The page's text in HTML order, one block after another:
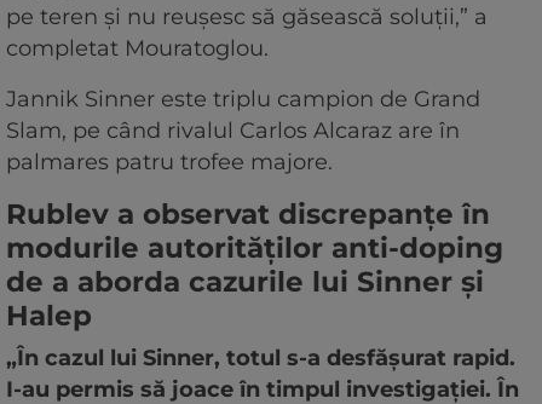
pe teren și nu reușesc să găsească soluții,” a
completat Mouratoglou.
Jannik Sinner este triplu campion de Grand
Slam, pe când rivalul Carlos Alcaraz are în
palmares patru trofee majore.
Rublev a observat discrepanțe în
modurile autorităților anti-doping
de a aborda cazurile lui Sinner și
Halep
„În cazul lui Sinner, totul s-a desfășurat rapid.
I-au permis să joace în timpul investigației. În